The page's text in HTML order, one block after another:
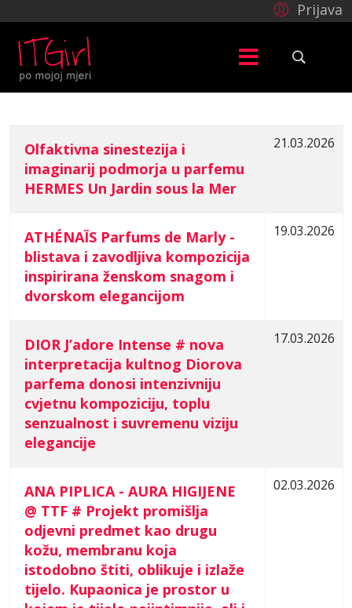
Prijava
COM_CONTENT_ARTICLES_TABLE_CAPTION
Olfaktivna sinestezija i
imaginarij podmorja u parfemu
HERMES Un Jardin sous la Mer
21.03.2026
ATHÉNAÏS Parfums de Marly -
blistava i zavodljiva kompozicija
inspirirana ženskom snagom i
dvorskom elegancijom
19.03.2026
DIOR J’adore Intense # nova
interpretacija kultnog Diorova
parfema donosi intenzivniju
cvjetnu kompoziciju, toplu
senzualnost i suvremenu viziju
elegancije
17.03.2026
ANA PIPLICA - AURA HIGIJENE
@ TTF # Projekt promišlja
odjevni predmet kao drugu
kožu, membranu koja
istodobno štiti, oblikuje i izlaže
tijelo. Kupaonica je prostor u
02.03.2026